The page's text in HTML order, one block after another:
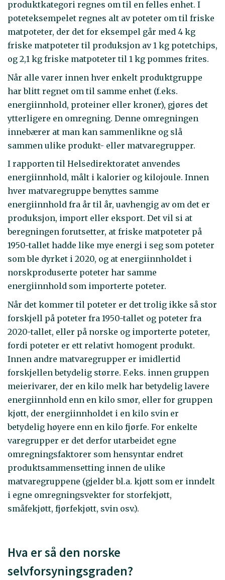
produktkategori regnes om til en felles enhet. I
poteteksempelet regnes alt av poteter om til friske
matpoteter, der det for eksempel går med 4 kg
friske matpoteter til produksjon av 1 kg potetchips,
og 2,1 kg friske matpoteter til 1 kg pommes frites.
Når alle varer innen hver enkelt produktgruppe
har blitt regnet om til samme enhet (f.eks.
energiinnhold, proteiner eller kroner), gjøres det
ytterligere en omregning. Denne omregningen
innebærer at man kan sammenlikne og slå
sammen ulike produkt- eller matvaregrupper.
I rapporten til Helsedirektoratet anvendes
energiinnhold, målt i kalorier og kilojoule. Innen
hver matvaregruppe benyttes samme
energiinnhold fra år til år, uavhengig av om det er
produksjon, import eller eksport. Det vil si at
beregningen forutsetter, at friske matpoteter på
1950-tallet hadde like mye energi i seg som poteter
som ble dyrket i 2020, og at energiinnholdet i
norskproduserte poteter har samme
energiinnhold som importerte poteter.
Når det kommer til poteter er det trolig ikke så stor
forskjell på poteter fra 1950-tallet og poteter fra
2020-tallet, eller på norske og importerte poteter,
fordi poteter er ett relativt homogent produkt.
Innen andre matvaregrupper er imidlertid
forskjellen betydelig større. F.eks. innen gruppen
meierivarer, der en kilo melk har betydelig lavere
energiinnhold enn en kilo smør, eller for gruppen
kjøtt, der energiinnholdet i en kilo svin er
betydelig høyere enn en kilo fjørfe. For enkelte
varegrupper er det derfor utarbeidet egne
omregningsfaktorer som hensyntar endret
produktsammensetting innen de ulike
matvaregruppene (gjelder bl.a. kjøtt som er inndelt
i egne omregningsvekter for storfekjøtt,
småfekjøtt, fjørfekjøtt, svin osv.).
Hva er så den norske
selvforsyningsgraden?